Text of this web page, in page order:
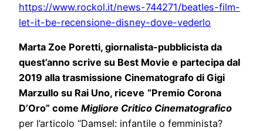
https://www.rockol.it/news-744271/beatles-film-
let-it-be-recensione-disney-dove-vederlo
Marta Zoe Poretti, giornalista-pubblicista da
quest’anno scrive su Best Movie e partecipa dal
2019 alla trasmissione Cinematografo di Gigi
Marzullo su Rai Uno, riceve “Premio Corona
D’Oro” come Migliore Critico Cinematografico
per l’articolo “Damsel: infantile o femminista?